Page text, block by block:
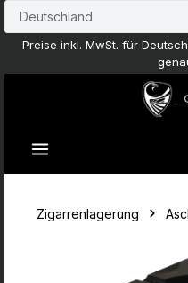
Zum Hauptinhalt springen
Preise inkl. MwSt. für
Zigarrenlagerung